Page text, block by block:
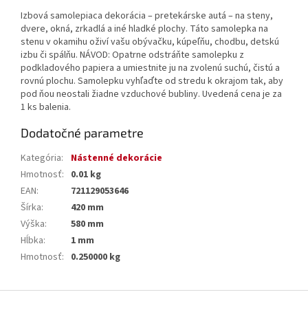
Izbová samolepiaca dekorácia – pretekárske autá – na steny,
dvere, okná, zrkadlá a iné hladké plochy. Táto samolepka na
stenu v okamihu oživí vašu obývačku, kúpeľňu, chodbu, detskú
izbu či spálňu. NÁVOD: Opatrne odstráňte samolepku z
podkladového papiera a umiestnite ju na zvolenú suchú, čistú a
rovnú plochu. Samolepku vyhľaďte od stredu k okrajom tak, aby
pod ňou neostali žiadne vzduchové bubliny. Uvedená cena je za
1 ks balenia.
Dodatočné parametre
Kategória:
Nástenné dekorácie
Hmotnosť: 0.01 kg
EAN:
721129053646
Šírka:
420 mm
Výška:
580 mm
Hĺbka:
1 mm
Hmotnosť: 0.250000 kg